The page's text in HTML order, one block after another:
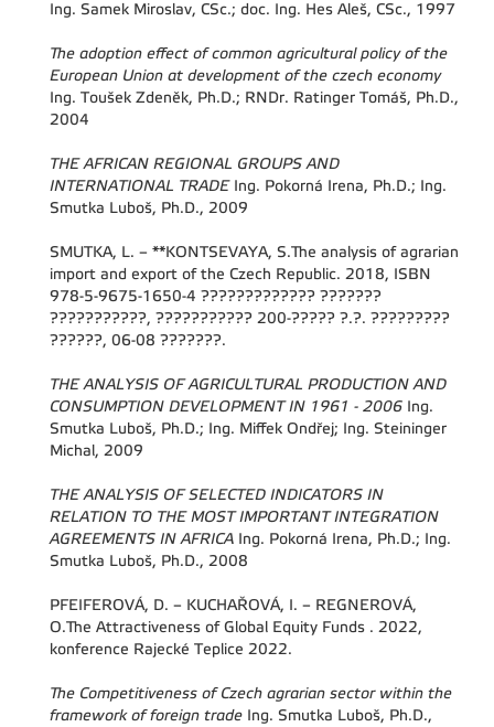
Ing. Samek Miroslav, CSc.; doc. Ing. Hes Aleš, CSc., 1997
The adoption effect of common agricultural policy of the
European Union at development of the czech economy
Ing. Toušek Zdeněk, Ph.D.; RNDr. Ratinger Tomáš, Ph.D.,
2004
THE AFRICAN REGIONAL GROUPS AND
INTERNATIONAL TRADEIng. Pokorná Irena, Ph.D.; Ing.
Smutka Luboš, Ph.D., 2009
SMUTKA, L. – **KONTSEVAYA, S.The analysis of agrarian
import and export of the Czech Republic. 2018, ISBN
978-5-9675-1650-4 ????????????? ???????
???????????, ??????????? 200-????? ?.?. ?????????
??????, 06-08 ???????.
THE ANALYSIS OF AGRICULTURAL PRODUCTION AND
CONSUMPTION DEVELOPMENT IN 1961 - 2006 Ing.
Smutka Luboš, Ph.D.; Ing. Miffek Ondřej; Ing. Steininger
Michal, 2009
THE ANALYSIS OF SELECTED INDICATORS IN
RELATION TO THE MOST IMPORTANT INTEGRATION
AGREEMENTS IN AFRICA Ing. Pokorná Irena, Ph.D.; Ing.
Smutka Luboš, Ph.D., 2008
PFEIFEROVÁ, D. – KUCHAŘOVÁ, I. – REGNEROVÁ,
O.The Attractiveness of Global Equity Funds . 2022,
konference Rajecké Teplice 2022.
The Competitiveness of Czech agrarian sector within the
framework of foreign trade Ing. Smutka Luboš, Ph.D.,